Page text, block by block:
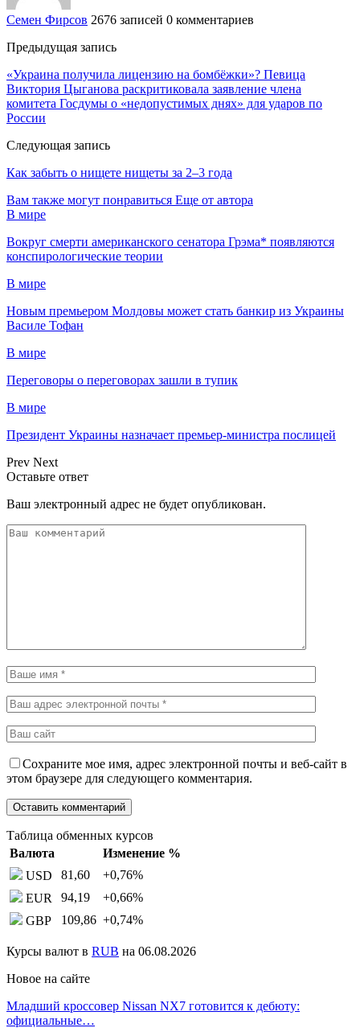
Семен Фирсов 2676 записей 0 комментариев
Предыдущая запись
«Украина получила лицензию на бомбёжки»? Певица
Виктория Цыганова раскритиковала заявление члена
комитета Госдумы о «недопустимых днях» для ударов по
России
Следующая запись
Как забыть о нищете нищеты за 2–3 года
Вам также могут понравиться Еще от автора
В мире
Вокруг смерти американского сенатора Грэма* появляются
конспирологические теории
В мире
Новым премьером Молдовы может стать банкир из Украины
Василе Тофан
В мире
Переговоры о переговорах зашли в тупик
В мире
Президент Украины назначает премьер-министра послицей
Prev Next
Оставьте ответ
Ваш электронный адрес не будет опубликован.
Сохраните мое имя, адрес электронной почты и веб-сайт в
этом браузере для следующего комментария.
Таблица обменных курсов
Валюта
Изменение %
USD
81,60 +0,76%
EUR
94,19 +0,66%
GBP
109,86 +0,74%
Курсы валют в RUB на 06.08.2026
Новое на сайте
Младший кроссовер Nissan NX7 готовится к дебюту:
официальные…